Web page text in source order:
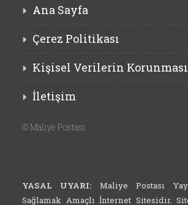
Ana Sayfa
Çerez Politikası
Kişisel Verilerin
İletişim
©Maliye Postası
YASAL UYARI: Maliye Postası
Sağlamak Amaçlı İnternet Sitesidir.